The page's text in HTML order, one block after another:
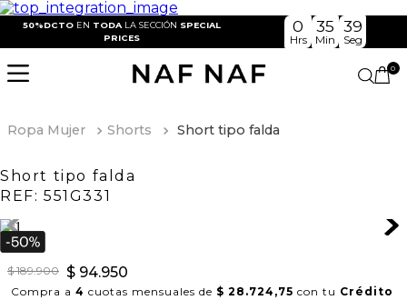
50%DCTO EN TODA LA SECCIÓN SPECIAL
PRICES
0
Hrs
35
Min
39
Seg
0
Ropa Mujer Shorts Short tipo falda
Short tipo falda
REF: 551G331
$ 189.900 $ 94.950
Compra a 4 cuotas mensuales de $ 28.724,75 con tu Crédito